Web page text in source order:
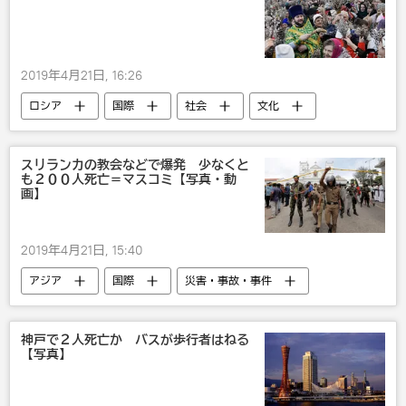
2019年4月21日, 16:26
ロシア 国際 社会
文化
正教
宗教 イエス・キリスト
スリランカの教会などで爆発 少なくと
も２００人死亡＝マスコミ【写真・動
画】
2019年4月21日, 15:40
アジア 国際
災害・事故・事件
社会
スリランカ
テロ
宗教
スリランカで爆発
神戸で２人死亡か バスが歩行者はねる
【写真】